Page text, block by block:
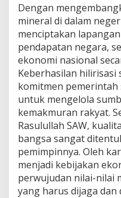
Dengan
mineral di dalam
menciptakan
pendapatan negara,
ekonomi nasional
Keberhasilan
komitmen pemerintah
untuk mengelola
kemakmuran rakyat.
Rasulullah SAW,
bangsa sangat
pemimpinnya. Oleh
menjadi kebijakan
perwujudan nilai-nilai
yang harus dijaga dan